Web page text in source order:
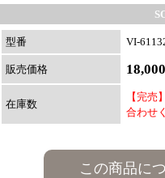
型番 VI-
販売価格
在庫数
【完
合わせ
この商品に